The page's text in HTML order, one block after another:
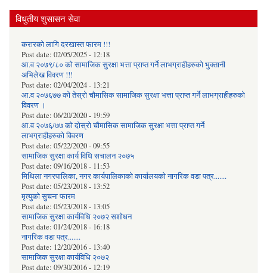
विधुतीय शुसासन सेवा
करारको लागि दरखास्त फारम !!!
Post date: 02/05/2025 - 12:18
आ.व २०७९/८० को सामाजिक सुरक्षा भत्ता प्राप्त गर्ने लाभग्राहीहरुको भुक्तानी
अभिलेख विवरण !!!
Post date: 02/04/2024 - 13:21
आ.व २०७६७७ को तेस्रो चौमासिक सामाजिक सुरक्षा भत्ता प्राप्त गर्ने लाभग्राहीहरुको
विवरण ।
Post date: 06/20/2020 - 19:59
आ.व २०७६/७७ को दोस्रो चौमासिक सामाजिक सुरक्षा भत्ता प्राप्त गर्ने
लाभग्राहीहरुको विवरण
Post date: 05/22/2020 - 09:55
सामाजिक सुरक्षा कार्य विधि स‌चालन २०७५
Post date: 09/16/2018 - 11:53
मिथिला नगरपालिका, नगर कार्यपालिकाको कार्यालयकाे नागरिक वडा पत्र.......
Post date: 05/23/2018 - 13:52
मृत्युको सुचना फारम
Post date: 05/23/2018 - 13:05
सामाजिक सुरक्षा कार्यविधि २०७२ स‌शाेधन
Post date: 01/24/2018 - 16:18
नागरिक वडा पत्र.......
Post date: 12/20/2016 - 13:40
सामाजिक सुरक्षा कार्यविधि २०७२
Post date: 09/30/2016 - 12:19